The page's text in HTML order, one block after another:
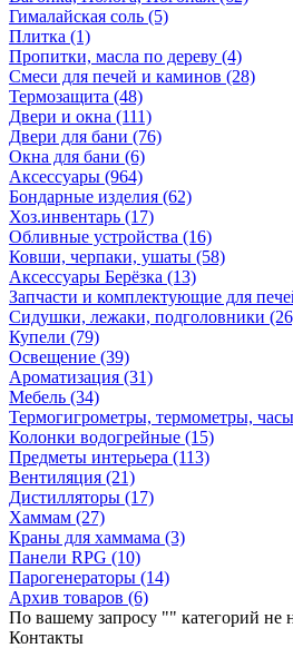
Гималайская соль (5)
Плитка (1)
Пропитки, масла по дереву (4)
Смеси для печей и каминов (28)
Термозащита (48)
Двери и окна (111)
Двери для бани (76)
Окна для бани (6)
Аксессуары (964)
Бондарные изделия (62)
Хоз.инвентарь (17)
Обливные устройства (16)
Ковши, черпаки, ушаты (58)
Аксессуары Берёзка (13)
Запчасти и комплектующие для
Сидушки, лежаки, подголовники
Купели (79)
Освещение (39)
Ароматизация (31)
Мебель (34)
Термогигрометры, термометры, часы
Колонки водогрейные (15)
Предметы интерьера (113)
Вентиляция (21)
Дистилляторы (17)
Хаммам (27)
Краны для хаммама (3)
Панели RPG (10)
Парогенераторы (14)
Архив товаров (6)
По вашему запросу "" категорий не
Контакты